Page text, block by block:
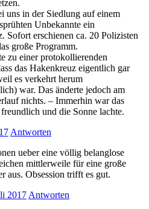
uns in der Siedlung auf einem
Unbekannte ein
Sofort erschienen ca. 20 Polizisten
große Programm.
zu einer protokollierenden
das Hakenkreuz eigentlich gar
es verkehrt herum
war. Das änderte jedoch am
nichts. – Immerhin war das
und die Sonne lachte.
Antworten
ueber eine völlig belanglose
mittlerweile für eine große
aus. Obsession trifft es gut.
2017 Antworten